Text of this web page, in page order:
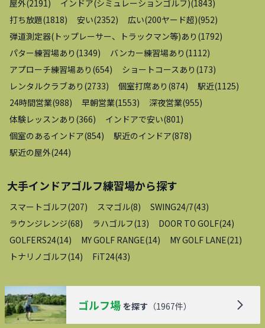
屋外(2191 ) インドア(シミュレーションゴルフ)(1843)
打ち放題(1818) 安い(2352) 広い(200ヤード超)(952)
弾道測定器(トップレーサー、トラックマン等)あり (1792)
パター練習場あり (1349) バンカー練習場あり (1112)
アプローチ練習場あり (654) ショートコースあり (173)
レンタルクラブあり (2733) 個室打席あり (874) 駅近(1125)
24時間営業(988) 早朝営業(1553) 深夜営業(955)
体験レッスンあり (366) インドアで安い(801 )
個室のあるインドア(854) 駅近のインドア(878)
駅近の屋外(244)
大手インドアゴルフ練習場から探す
スマートゴルフ(207) スマゴル(8) SWING24/7(43)
ラウンジレンジ(68) ラハゴルフ(13) DOOR TO GOLF(24)
GOLFERS24(14) MY GOLF RANGE(14) MY GOLF LANE(21 )
トナリノゴルフ(14) FiT24(43)
ゴルフ場 を探す （1967件）